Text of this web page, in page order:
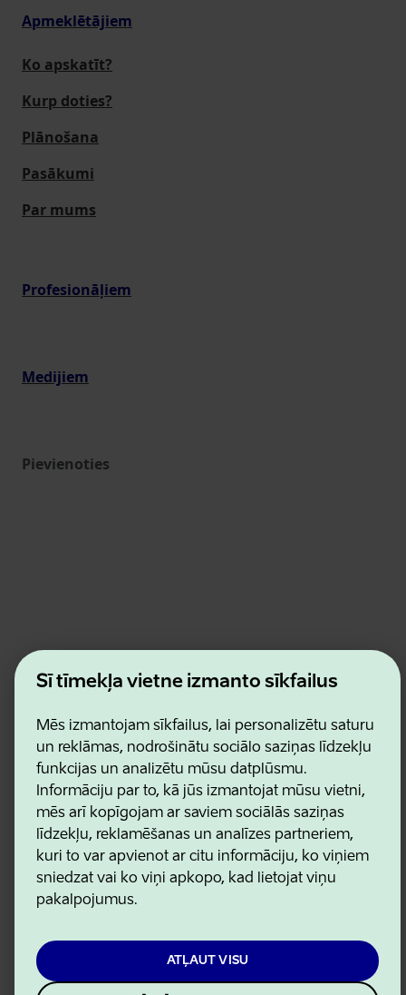
Šī tīmekļa vietne izmanto sīkfailus
Mēs izmantojam sīkfailus, lai personalizētu saturu
un reklāmas, nodrošinātu sociālo saziņas līdzekļu
funkcijas un analizētu mūsu datplūsmu.
Informāciju par to, kā jūs izmantojat mūsu vietni,
mēs arī kopīgojam ar saviem sociālās saziņas
līdzekļu, reklamēšanas un analīzes partneriem,
kuri to var apvienot ar citu informāciju, ko viņiem
sniedzat vai ko viņi apkopo, kad lietojat viņu
pakalpojumus.
ATĻAUT VISU
Apmeklētājiem
Ko apskatīt?
Kurp doties?
Plānošana
Pasākumi
Par mums
Profesionāļiem
Medijiem
Pievienoties
Estonian Business and Innovation Agency
Kontakti
Lietošanas noteikumi
Sīkdatņu un konfidencialitātes politika